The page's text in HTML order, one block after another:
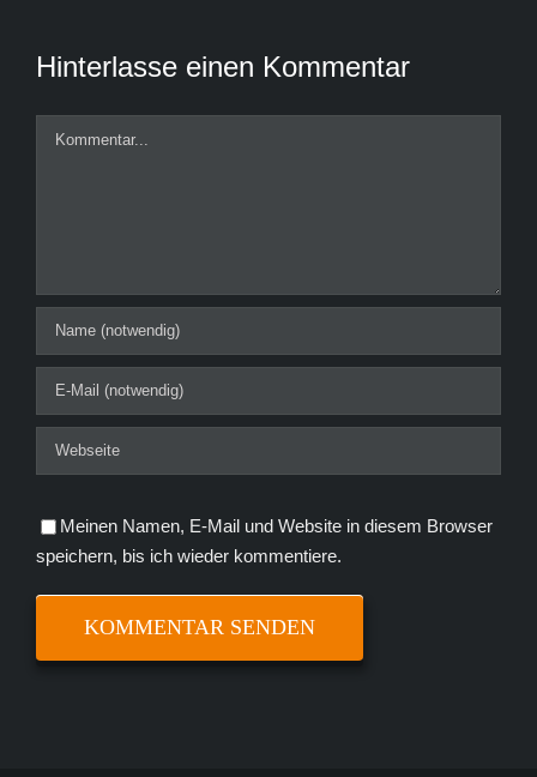
Hinterlasse einen Kommentar
Kommentar
Meinen Namen, E-Mail und Website in diesem Browser
speichern, bis ich wieder kommentiere.